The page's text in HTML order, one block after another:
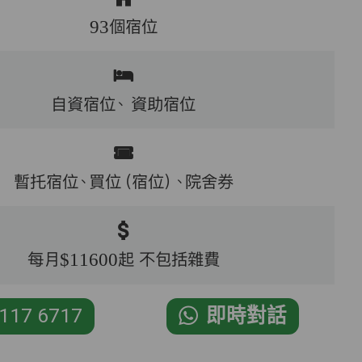
93個宿位
自資宿位、 資助宿位
暫托宿位、買位（宿位）、院舍券
每月$11600起 不包括雜費
6717 即時對話